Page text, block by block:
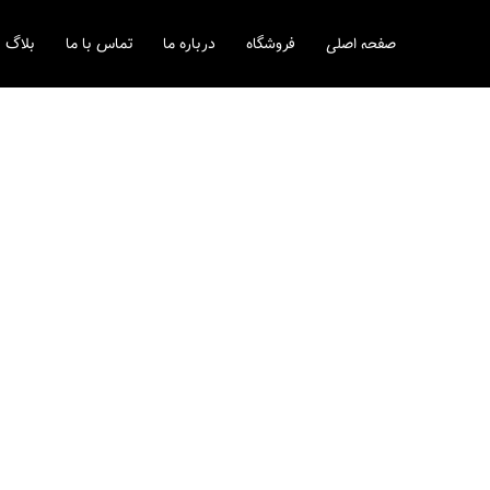
صفحه اصلی فروشگاه درباره ما تماس با ما بلاگ